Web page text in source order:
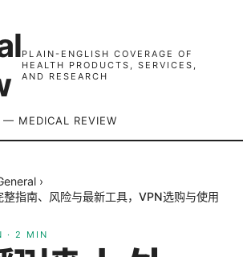
PLAIN-ENGLISH COVERAGE OF
HEALTH PRODUCTS, SERVICES,
AND RESEARCH
— MEDICAL REVIEW
›
整指南、风险与最新工具，VPN选购与使用
· 2 MIN